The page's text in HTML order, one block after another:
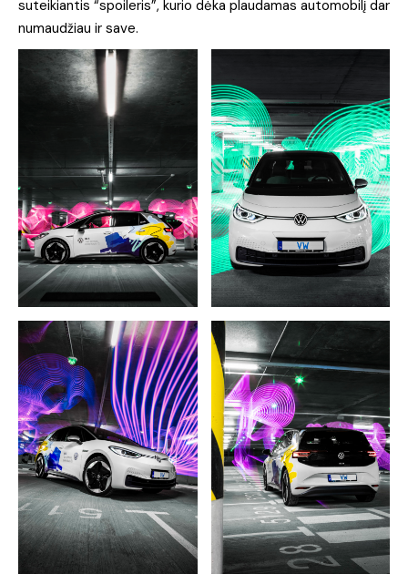
suteikiantis “spoileris”, kurio dėka plaudamas automobilį dar
numaudžiau ir save.